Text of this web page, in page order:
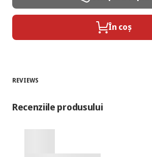
În coș
REVIEWS
Recenziile produsului